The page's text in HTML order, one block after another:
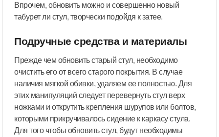
Впрочем, обновить можно и совершенно новый
табурет ли стул, творчески подойдя к затее.
Подручные средства и материалы
Прежде чем обновить старый стул, необходимо
очистить его от всего старого покрытия. В случае
наличия мягкой обивки, удаляем ее полностью. Для
этих манипуляций следует перевернуть стул верх
ножками и открутить крепления шурупов или болтов,
которыми прикручивалось сидение к каркасу стула.
Для того чтобы обновить стул, будут необходимы